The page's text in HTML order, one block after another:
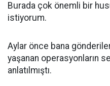
Burada çok önemli bir
istiyorum.
Aylar önce bana
yaşanan operasyonların
anlatılmıştı.